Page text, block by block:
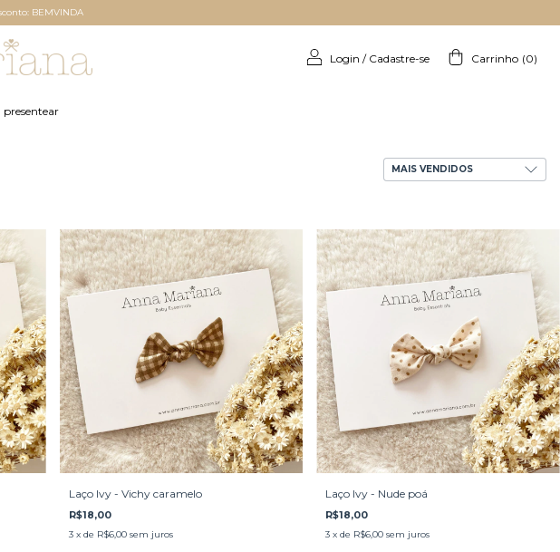
BEMVINDA
Login / Cadastre-se Carrinho (0)
presentear
Laço Ivy - Vichy caramelo
R$18,00
3 x de R$6,00 sem juros
Laço Ivy - Nude poá
R$18,00
3 x de R$6,00 sem juros